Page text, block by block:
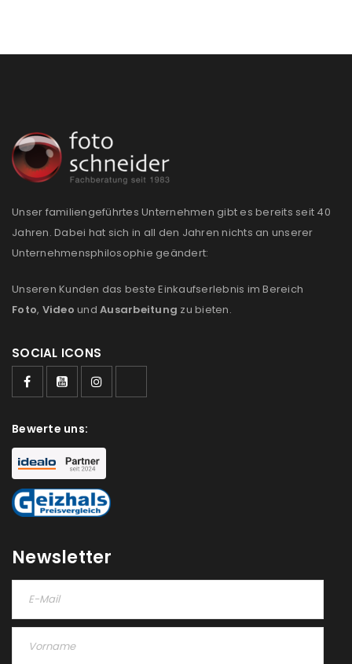
Unser familiengeführtes Unternehmen gibt es bereits seit 40
Jahren. Dabei hat sich in all den Jahren nichts an unserer
Unternehmensphilosophie geändert:
Unseren Kunden das beste Einkaufserlebnis im Bereich
Foto, Video und Ausarbeitung zu bieten.
SOCIAL ICONS
Bewerte uns:
Newsletter